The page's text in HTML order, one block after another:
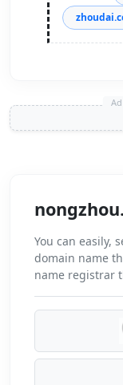
You can easily,
domain name
name registrar